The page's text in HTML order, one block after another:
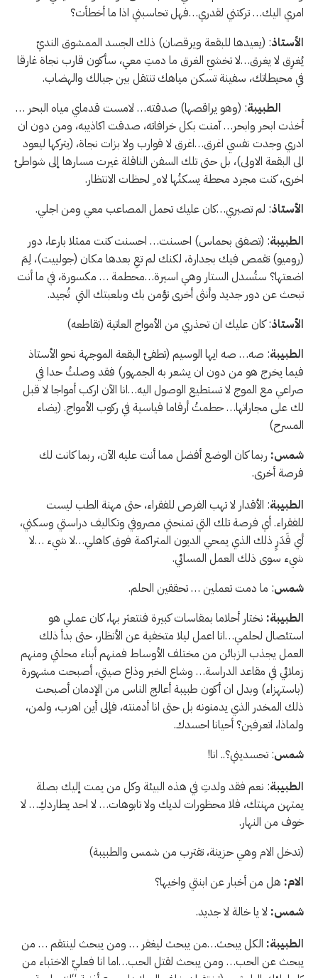
امري اليك… تركتني لقدري…فهل تحاسبني اذا ما أخطأت؟
الأستاذ: (يعيدها للبقعة ويرقصان) ذلك الجسد الممشوق النديّ
يُغرِق لا يغرق…لا تخشيّ الغرق ما دمتِ معي، سأكون قارب نجاة غارقا
في محيطاتك، سفينة تسكن مياهك تنتقل بين جبالك والهضاب.
الطبيبة: (وهو يراقصها) صدقته… لامست قدماي مياه البحر …
أخذت ابحر وابحر… آمنت بكل خرافاته، صدقت اكاذيبه، ومن دون ان
ادري وجدت نفسي اغرق…اغرق لا قوارب ولا بزات نجاة، (يتركها ليعود
الى البقعة الاولى)، بل حتى تلك السفن الناقلة غيرت مسارها إلى شواطئ
اخرى، كنت مجرد محطة يسكنُها لاه ٍ لحظات الانتظار.
الأستاذ: لم تصبري…كان عليك تحمل المصاعب معي ومن اجلي.
الطبيبة: (تصفق بحماس) احسنت… احسنت كنت ممثلا بارعا، دور
(روميو) تقمص فيك بجدارة، لكنك لم تعِ بعدها مكان (جولييت)، لِمَ
اضعتها؟ ستُسدل الستار وهي اسيرة…محطمة … مكسورة، في ما أنت
تبحث عن دور جديد وأنثى أخرى تؤمن بك وبلعبتك التي تُجيد.
الأستاذ: كان عليك ان تحذري من الأمواج العاتية (تقاطعه)
الطبيبة: صه… صه ايها الوسيم (تطفئ البقعة الموجهة نحو الأستاذ
فيما يخرج هو من دون ان يشعر به الجمهور) فقد وصلتُ حدا في
صراعي مع الموج لا تستطيع الوصول اليه…انا الآن اركب أمواجا لا قبل
لك على مجاراتها… حطمتُ أرقاما قياسية في ركوب الأمواج. (يضاء
المسرح)
شمس: ربما كان الوضع أفضل مما أنت عليه الآن، ربما كانت لك
فرصة أخرى.
الطبيبة: الأقدار لا تهب الفرص للفقراء، حتى مهنة الطب ليست
للفقراء. أي فرصة تلك التي تمنحني مصروفي وتكاليف دراستي وسكني،
أي قَدَرٍ ذلك الذي يمحي الديون المتراكمة فوق كاهلي…لا شيء …لا
شيء سوى ذلك العمل المسائي.
شمس: ما دمت تعملين … تحققين الحلم.
الطبيبة: نختار أحلاما بمقاسات كبيرة فنتعثر بها، كان عملي هو
استئصال لحلمي…انا اعمل ليلا متخفية عن الأنظار، حتى بدأ ذلك
العمل يجذب الزبائن من مختلف الأوساط فمنهم أبناء محلتي ومنهم
زملائي في مقاعد الدراسة… وشاع الخبر وذاع صيتي، أصبحت مشهورة
(باستهزاء) وبدل ان أكون طبيبة أعالج الناس من الإدمان أصبحت
ذلك المخدر الذي يدمنونه بل حتى انا أدمنته، فإلى أين اهرب، ولمن،
ولماذا، اتعرفين؟ أحيانا احسدك.
شمس: تحسديني؟.. انا!
الطبيبة: نعم فقد ولدتِ في هذه البيئة وكل من يمت إليك بصلة
يمتهن مهنتك، فلا محظورات لديك ولا تابوهات… لا احد يطاردكِ… لا
خوف من النهار.
(تدخل الام وهي حزينة، تقترب من شمس والطبيبة)
الام: هل من أخبار عن ابنتي واخيها؟
شمس: لا يا خالة لا جديد.
الطبيبة: الكل يبحث…من يبحث ليغفر … ومن يبحث لينتقم … من
يبحث عن الحب… ومن يبحث لقتل الحب…اما انا فعليّ الاختباء من